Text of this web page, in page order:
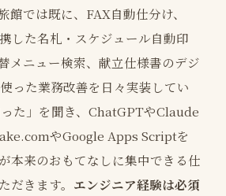
館では既に、FAX自動仕分け、
した名札・スケジュール自動印
メニュー検索、献立仕様書のデジ
った業務改善を日々実装してい
た」を聞き、ChatGPTやClaude
やGoogle Apps Scriptを
本来のおもてなしに集中できる仕
だきます。 エンジニア経験は必須